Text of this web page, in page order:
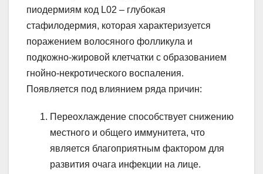
пиодермиям код L02 – глубокая
стафилодермия, которая характеризуется
поражением волосяного фолликула и
подкожно-жировой клетчатки с образованием
гнойно-некротического воспаления.
Появляется под влиянием ряда причин:
Переохлаждение способствует снижению
местного и общего иммунитета, что
является благоприятным фактором для
развития очага инфекции на лице.